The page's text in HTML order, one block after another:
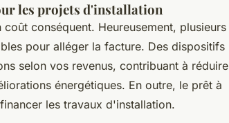
les projets d'installation
conséquent. Heureusement, plusieurs
pour alléger la facture. Des dispositifs
selon vos revenus, contribuant à réduire
énergétiques. En outre, le prêt à
les travaux d'installation.